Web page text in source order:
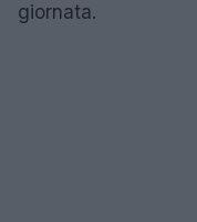
giornata.